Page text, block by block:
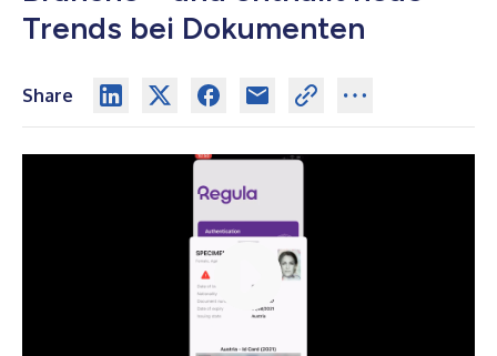
Trends bei Dokumenten
Share